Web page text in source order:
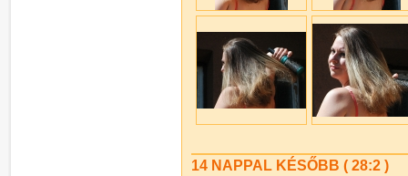
14 NAPPAL KÉSŐBB ( 28:2 )